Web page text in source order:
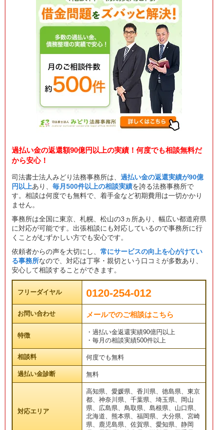
過払い金の返還額90億円以上の実績！何度でも相談無料だ
から安心！
司法書士法人みどり法務事務所は、 過払い金の返還実績が90億
円以上あり、 毎月500件以上の相談実績を誇る法務事務所で
す。相談は何度でも無料で、着手金など初期費用は一切かかり
ません。
事務所は全国に東京、札幌、松山の3ヵ所あり、幅広い都道府県
に対応が可能です。出張相談にも対応しているので事務所に行
くことがむずかしい方でも安心です。
依頼者からの声を大切にし、 常にサービスの向上を心がけてい
る事務所なので、対応は丁寧・親切という口コミが多数あり、
安心して相談することができます。
フリーダイヤル 0120-254-012
お問い合わせ メールでのご相談はこちら
特徴
・過払い金返還実績90億円以上
・毎月の相談実績500件以上
相談料 何度でも無料
過払い金診断 無料
対応エリア
高知県、愛媛県、香川県、徳島県、東京
都、神奈川県、千葉県、埼玉県、岡山
県、広島県、鳥取県、島根県、山口県、
北海道、熊本県、福岡県、大分県、宮崎
県、鹿児島県、佐賀県、愛知県、静岡